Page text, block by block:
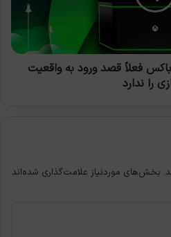
فعلاً قصد ورود به واقعیت
را ندارد
بخش‌های موردنیاز علامت‌گذاری شده‌اند